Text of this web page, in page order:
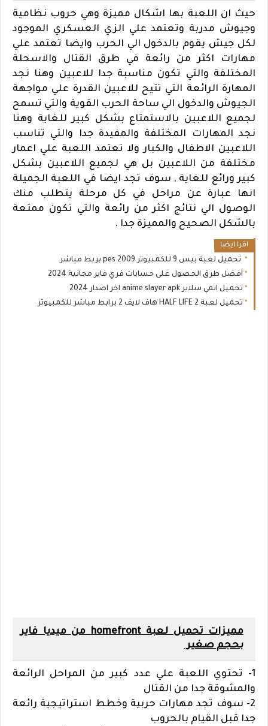
حيث ان اللعبة بها اشكال مميزة وهي حروب نظامية
وجيوش مدربة وتعتمد علي الزي العسكري الموجود
لكل جيش يقوم بالدخول الي الحرب وايضا تعتمد علي
مهارات اكثر من رائعة في طرق القتال والاسحلة
المختلفة والتي تكون مناسبة جدا للاعبين وهنا نجد
المهارة الرائعة التي تتيح للاعبين القدرة علي مواجهة
الجيوش والدخول الي ساحة الحرب القوية والتي تسمح
لجميع اللاعبين بالاستمتاع بشكل كبير للغاية وهنا
نجد المهارات المختلفة والمفيدة جدا والتي تناسب
اللاعبين الاطفال والكبار ولا تعتمد اللعبة علي اعمار
مختلفة من اللاعبين بل هي لجميع اللاعبين بشكل
كبير ورائع للغاية , سوف تجد ايضا في اللعبة الجميلة
انها عبارة عن مراحل في كل مرحلة يتطلب منك
الوصول الي نتائج اكثر من رائعة والتي تكون ممتعة
بالشكل الصحيح والمميزة جدا .
اقرا ايضا
تحميل لعبة بيس 9 للكمبيوتر pes 2009 بربط مباشر
أفضل طرق الحصول على حسابات فري فاير مجانية 2024
تحميل انمي سلاير anime slayer apk اخر اصدار 2024
تحميل لعبة HALF LIFE 2 هاف لايف 2 برابط مباشر للكمبيوتر
مميزات تحميل لعبة homefront من ميديا فاير
بحجم صغير
1- تحتوي اللعبة علي عدد كبير من المراحل الرائعة
والمشوقة جدا من القتال
2- سوف تجد مهارات حربية وخطط استراتيجية رائعة
جدا قبل القيام بالحروب